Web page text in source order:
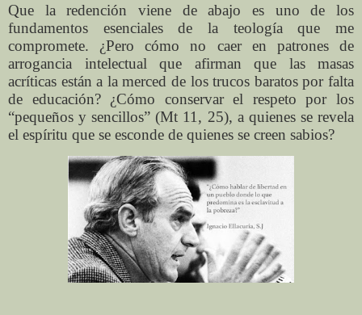
Que la redención viene de abajo es uno de los
fundamentos esenciales de la teología que me
compromete. ¿Pero cómo no caer en patrones de
arrogancia intelectual que afirman que las masas
acríticas están a la merced de los trucos baratos por falta
de educación? ¿Cómo conservar el respeto por los
“pequeños y sencillos” (Mt 11, 25), a quienes se revela
el espíritu que se esconde de quienes se creen sabios?